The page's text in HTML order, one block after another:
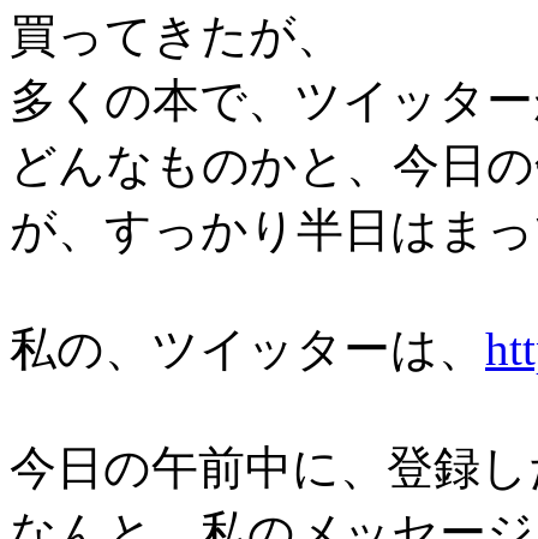
買ってきたが、
多くの本で、ツイッタ
どんなものかと、今日
が、すっかり半日はま
私の、ツイッターは、
今日の午前中に、登録